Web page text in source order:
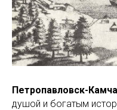
Петропавловск-
душой и богатым